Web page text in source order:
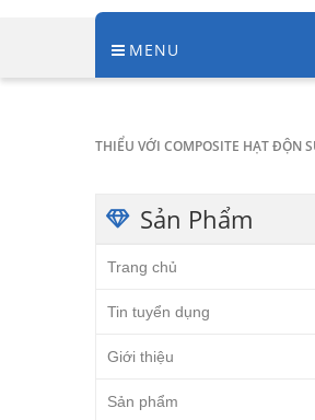
MENU
THIỂU VỚI COMPOSITE HẠT ĐỘN
Sản Phẩm
Trang chủ
Tin tuyển dụng
Giới thiệu
Sản phẩm